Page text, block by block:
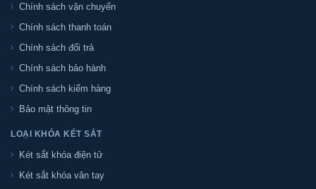
Chính sách vận chuyển
Chính sách thanh toán
Chính sách đổi trả
Chính sách bảo hành
Chính sách kiểm hàng
Bảo mật thông tin
LOẠI KHÓA KÉT SẮT
Két sắt khóa điện tử
Két sắt khóa vân tay